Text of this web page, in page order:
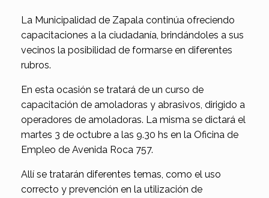
La Municipalidad de Zapala continúa ofreciendo
capacitaciones a la ciudadanía, brindándoles a sus
vecinos la posibilidad de formarse en diferentes
rubros.
En esta ocasión se tratará de un curso de
capacitación de amoladoras y abrasivos, dirigido a
operadores de amoladoras. La misma se dictará el
martes 3 de octubre a las 9.30 hs en la Oficina de
Empleo de Avenida Roca 757.
Allí se tratarán diferentes temas, como el uso
correcto y prevención en la utilización de